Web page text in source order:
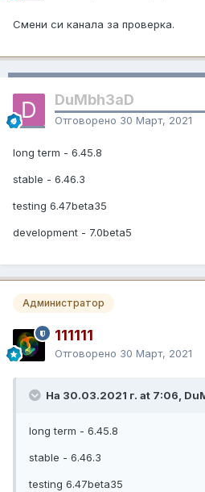
Смени си канала за проверка.
DuMbh3aD
Отговорено 30 Март, 2021
long term - 6.45.8
stable - 6.46.3
testing 6.47beta35
development - 7.0beta5
Администратор
111111
Отговорено 30 Март, 2021
На 30.03.2021 г. at 7:06,
long term - 6.45.8
stable - 6.46.3
testing 6.47beta35